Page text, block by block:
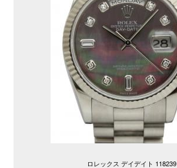
ロレックス デイデイト 118239